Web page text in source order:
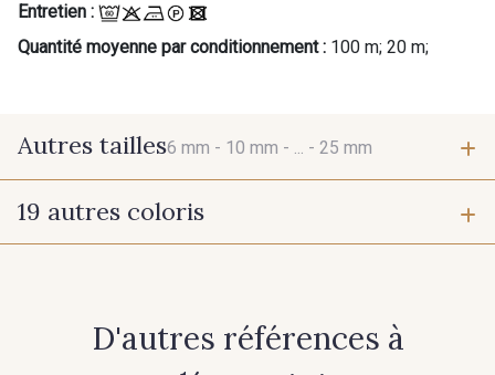
Entretien :
Quantité moyenne par conditionnement : 100 m; 20 m;
Autres tailles6 mm - 10 mm - ... - 25 mm
6 mm
19 autres coloris
D'autres références à